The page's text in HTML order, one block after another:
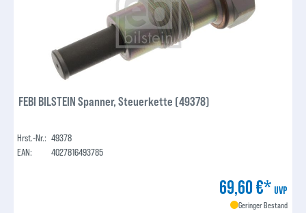
FEBI BILSTEIN Spanner, Steuerkette (49378)
Hrst.-Nr.: 49378
EAN:
4027816493785
69,60 €* UVP
Geringer Bestand